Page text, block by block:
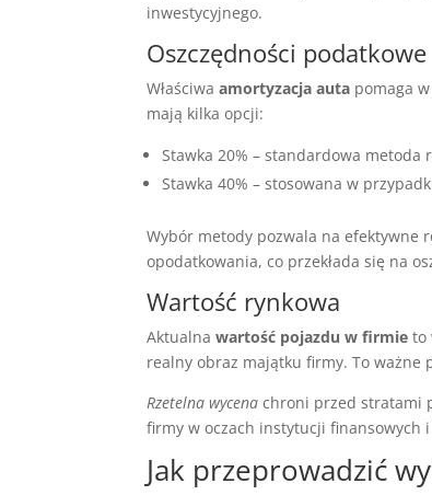
inwestycyjnego.
Oszczędności podatkowe
Właściwaamortyzacja auta pomaga
mają kilka opcji:
Stawka 20% – standardowa metoda
Stawka 40% – stosowana w
Wybór metody pozwala na efektywne
opodatkowania, co przekłada się na
Wartość rynkowa
Aktualnawartość pojazdu w firmie to
realny obraz majątku firmy. To
Rzetelna wycena chroni przed stratami
firmy w oczach instytucji finansowych
Jak przeprowadzić